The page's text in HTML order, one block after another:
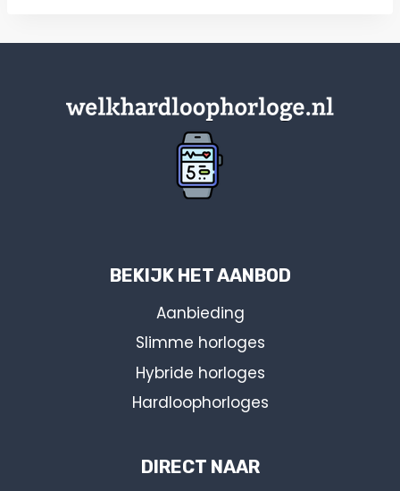
BEKIJK HET AANBOD
Aanbieding
Slimme horloges
Hybride horloges
Hardloophorloges
DIRECT NAAR